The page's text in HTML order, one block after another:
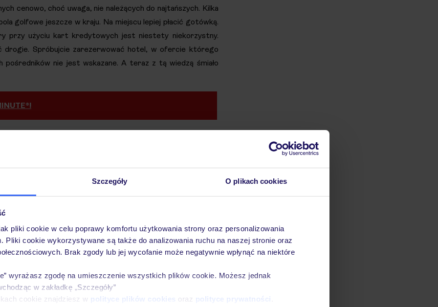
Szczegóły O plikach cookies
pliki cookie w celu poprawy komfortu użytkowania strony oraz personalizowania
Pliki cookie wykorzystywane są także do analizowania ruchu na naszej stronie oraz
Brak zgody lub jej wycofanie może negatywnie wpłynąć na niektóre
wyrażasz zgodę na umieszczenie wszystkich plików cookie. Możesz jednak
w zakładkę „Szczegóły”
cookie znajdziesz w polityce plików cookies oraz polityce prywatności
cenowo, choć uwaga, nie należących do najtańszych. Kilka
golfowe jeszcze w kraju. Na miejscu lepiej płacić gotówką.
przy użyciu kart kredytowych jest niestety niekorzystny.
drogie. Spróbujcie zarezerwować hotel, w ofercie którego
nie jest wskazane. A teraz z tą wiedzą śmiało
stanowią główne źródło inspiracji w moim życiu.
zawsze staram się zgłębiać lokalne tradycje kulinarne i
z przepisami z różnych stron świata, co
przeżycia. Moim marzeniem jest spacerować po
Brazylii. Na co dzień staram się żyć pełnią życia, czerpiąc